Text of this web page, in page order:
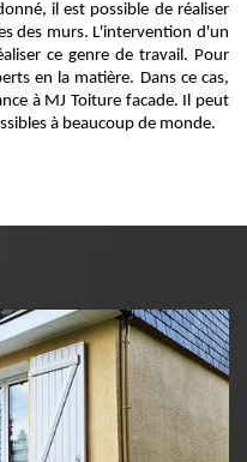
il est possible de réaliser
des murs. L'intervention d'un
ce genre de travail. Pour
en la matière. Dans ce cas,
à MJ Toiture facade. Il peut
à beaucoup de monde.